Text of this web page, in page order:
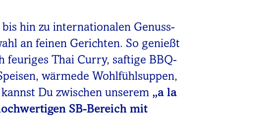
hin zu internationalen Genuss-
an feinen Gerichten. So genießt
feuriges Thai Curry, saftige BBQ-
wärmede Wohlfühlsuppen,
Du zwischen unserem „a la
SB-Bereich mit